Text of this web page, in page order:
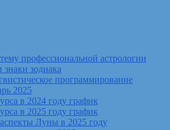
профессиональной астрологии
знаки зодиака
программирование
2025
в 2024 году график
в 2025 году график
Луны в 2025 году